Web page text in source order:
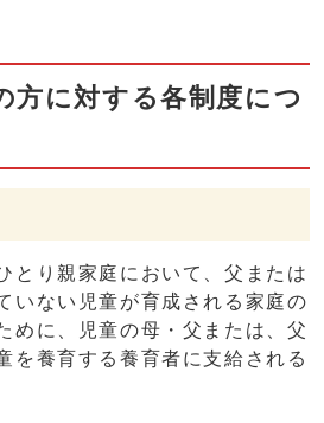
方に対する各制度につ
とり親家庭において、父または
いない児童が育成される家庭の
めに、児童の母・父または、父
を養育する養育者に支給される